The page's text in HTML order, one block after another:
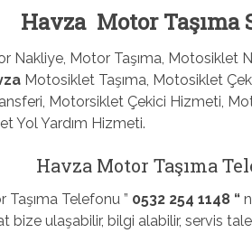
Havza Motor Taşıma
Nakliye, Motor Taşıma, Motosiklet
Motosiklet Taşıma, Motosiklet
Motorsiklet Çekici Hizmeti,
Yol Yardım Hizmeti.
Havza Motor Taşıma
Telefonu ” 0532 254 1148 “
bize ulaşabilir, bilgi alabilir, servis